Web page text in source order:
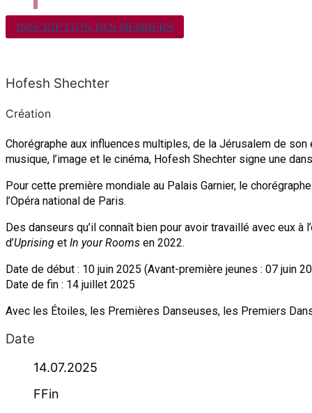
INSCRIPTION DES MEMBERS
Hofesh Shechter
Création
Chorégraphe aux influences multiples, de la Jérusalem de
musique, l’image et le cinéma, Hofesh Shechter signe une
Pour cette première mondiale au Palais Garnier, le
l’Opéra national de Paris.
Des danseurs qu’il connaît bien pour avoir travaillé avec eux à
d’Uprising et In your Rooms en 2022.
Date de début : 10 juin 2025 (Avant-première jeunes : 07 juin
Date de fin : 14 juillet 2025
Avec les Étoiles, les Premières Danseuses, les Premiers
Date
14.07.2025
FFin